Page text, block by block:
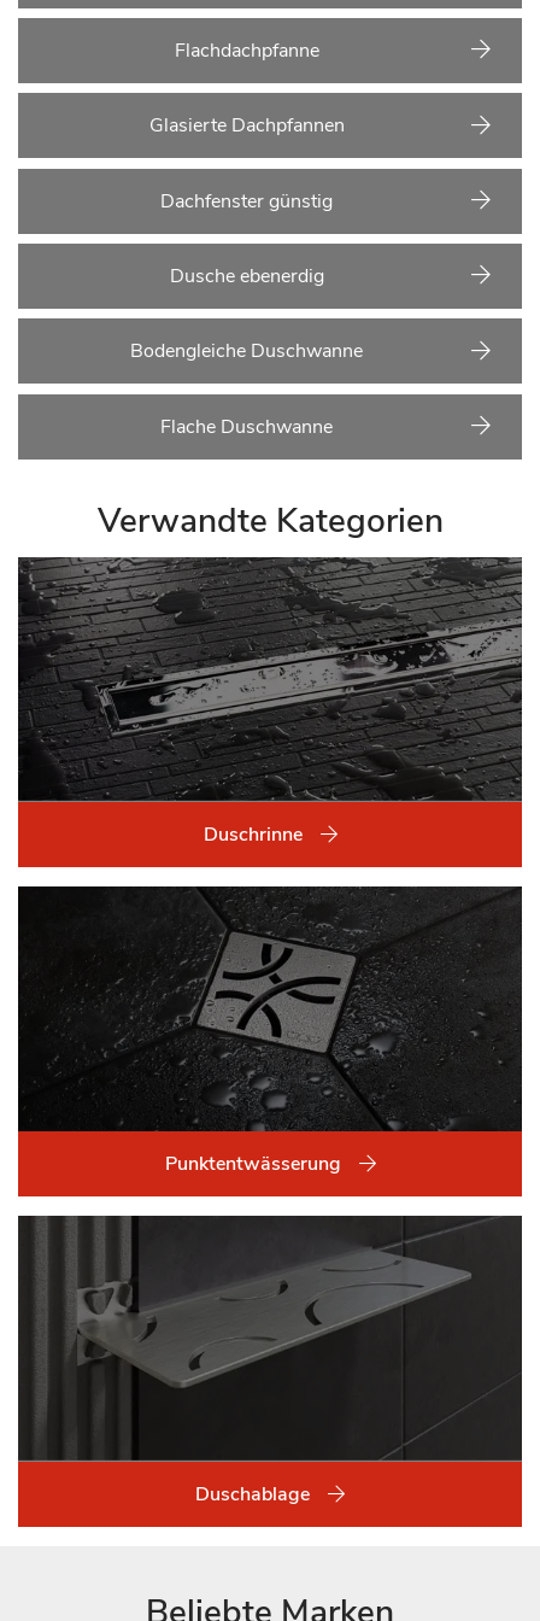
Flachdachpfanne
Glasierte Dachpfannen
Dachfenster günstig
Dusche ebenerdig
Bodengleiche Duschwanne
Flache Duschwanne
Verwandte Kategorien
Duschrinne
Punktentwässerung
Duschablage